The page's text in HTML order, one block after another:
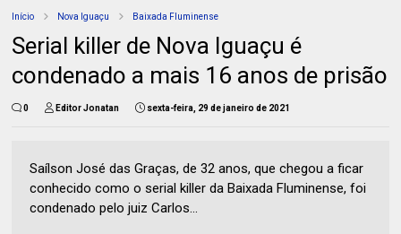
Início Nova Iguaçu Baixada Fluminense
Serial killer de Nova Iguaçu é
condenado a mais 16 anos de prisão
0 Editor Jonatan sexta-feira, 29 de janeiro de 2021
Saílson José das Graças, de 32 anos, que chegou a ficar
conhecido como o serial killer da Baixada Fluminense, foi
condenado pelo juiz Carlos...